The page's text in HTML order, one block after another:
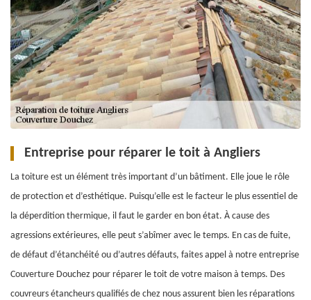
Entreprise pour réparer le toit à Angliers
La toiture est un élément très important d’un bâtiment. Elle joue le rôle
de protection et d’esthétique. Puisqu’elle est le facteur le plus essentiel de
la déperdition thermique, il faut le garder en bon état. À cause des
agressions extérieures, elle peut s’abîmer avec le temps. En cas de fuite,
de défaut d’étanchéité ou d’autres défauts, faites appel à notre entreprise
Couverture Douchez pour réparer le toit de votre maison à temps. Des
couvreurs étancheurs qualifiés de chez nous assurent bien les réparations